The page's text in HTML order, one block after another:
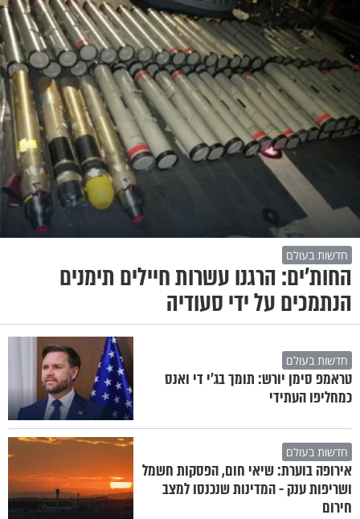
חדשות בעולם
החות'ים: הרגנו עשרות חיילים תימנים
הנתמכים על ידי סעודיה
חדשות בעולם
טראמפ סימן יורש: תומך בג'י די ואנס
כמחליפו העתידי
חדשות בעולם
אירופה בוערת: שיאי חום, הפסקות חשמל
ושריפות ענק - המדינות שנכנסו למצב
חירום